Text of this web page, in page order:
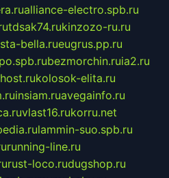
alliance-electro.spb.ru
tdsak74.rukinzozo-ru.ru
bella.rueugrus.pp.ru
bezmorchin.ruia2.ru
kolosok-elita.ru
insiam.ruavegainfo.ru
vlast16.rukorru.net
lammin-suo.spb.ru
running-line.ru
rust-loco.rudugshop.ru